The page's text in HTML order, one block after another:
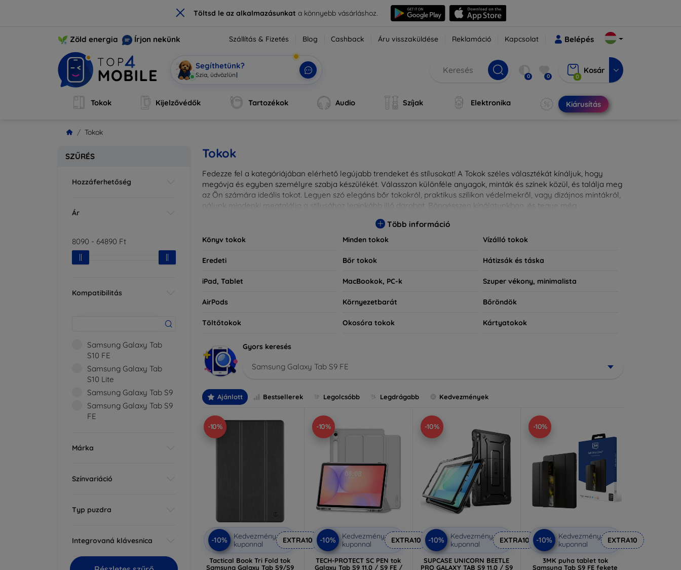
× Töltsd le az alkalmazásunkata könnyebb vásárláshoz.
Zöld energia Írjon nekünk Szállítás & Fizetés Blog Cashback Áru visszaküldése Reklamáció Kapcsolat Belépés
Segíthetünk?
Mobi vag| 0 0 0
Kosár
Tokok Kijelzővédők Tartozékok Audio Szíjak Elektronika Kiárusítás
Tokok
SZŰRÉS
Hozzáferhetőség
Ár
8090 - 64890 Ft
Kompatibilitás
Samsung Galaxy Tab
S10 FE
Samsung Galaxy Tab
S10 Lite
Samsung Galaxy Tab S9
Samsung Galaxy Tab S9
FE
Márka
Színvariáció
Typ puzdra
Integrovaná klávesnica
Tokok
Fedezze fel a kategóriájában elérhető legújabb trendeket és stílusokat! A Tokok széles választékát kínáljuk, hogy
megóvja és egyben személyre szabja készülékét. Válasszon különféle anyagok, minták és színek közül, és találja meg
az Ön számára ideális tokot. Legyen szó elegáns bőr tokokról, praktikus szilikon védelmekről, vagy dizájnos mintákról,
nálunk mindenki megtalálja a stílusához leginkább illő darabot. Böngésszen kínálatunkban, és tegye még
Több információ
Könyv tokok Minden tokok Vízálló tokok
Eredeti Bőr tokok Hátizsák és táska
iPad, Tablet MacBookok, PC-k Szuper vékony, minimalista
AirPods Környezetbarát Bőröndök
Töltőtokok Okosóra tokok Kártyatokok
Gyors keresés
Samsung Galaxy Tab S9 FE
Ajánlott Bestsellerek Legolcsóbb Legdrágabb Kedvezmények
-10%
-10%
Kedvezmény
kuponnal
EXTRA10
Tactical Book Tri Fold tok
Samsung Galaxy Tab S9/S9
-10%
-10%
Kedvezmény
kuponnal
EXTRA10
TECH-PROTECT SC PEN tok
Galaxy Tab S9 11.0 / S9 FE /
-10%
-10%
Kedvezmény
kuponnal
EXTRA10
SUPCASE UNICORN BEETLE
PRO GALAXY TAB S9 11.0 / S9
-10%
-10%
Kedvezmény
kuponnal
EXTRA10
3MK puha tablet tok
Samsung Tab S9 FE fekete